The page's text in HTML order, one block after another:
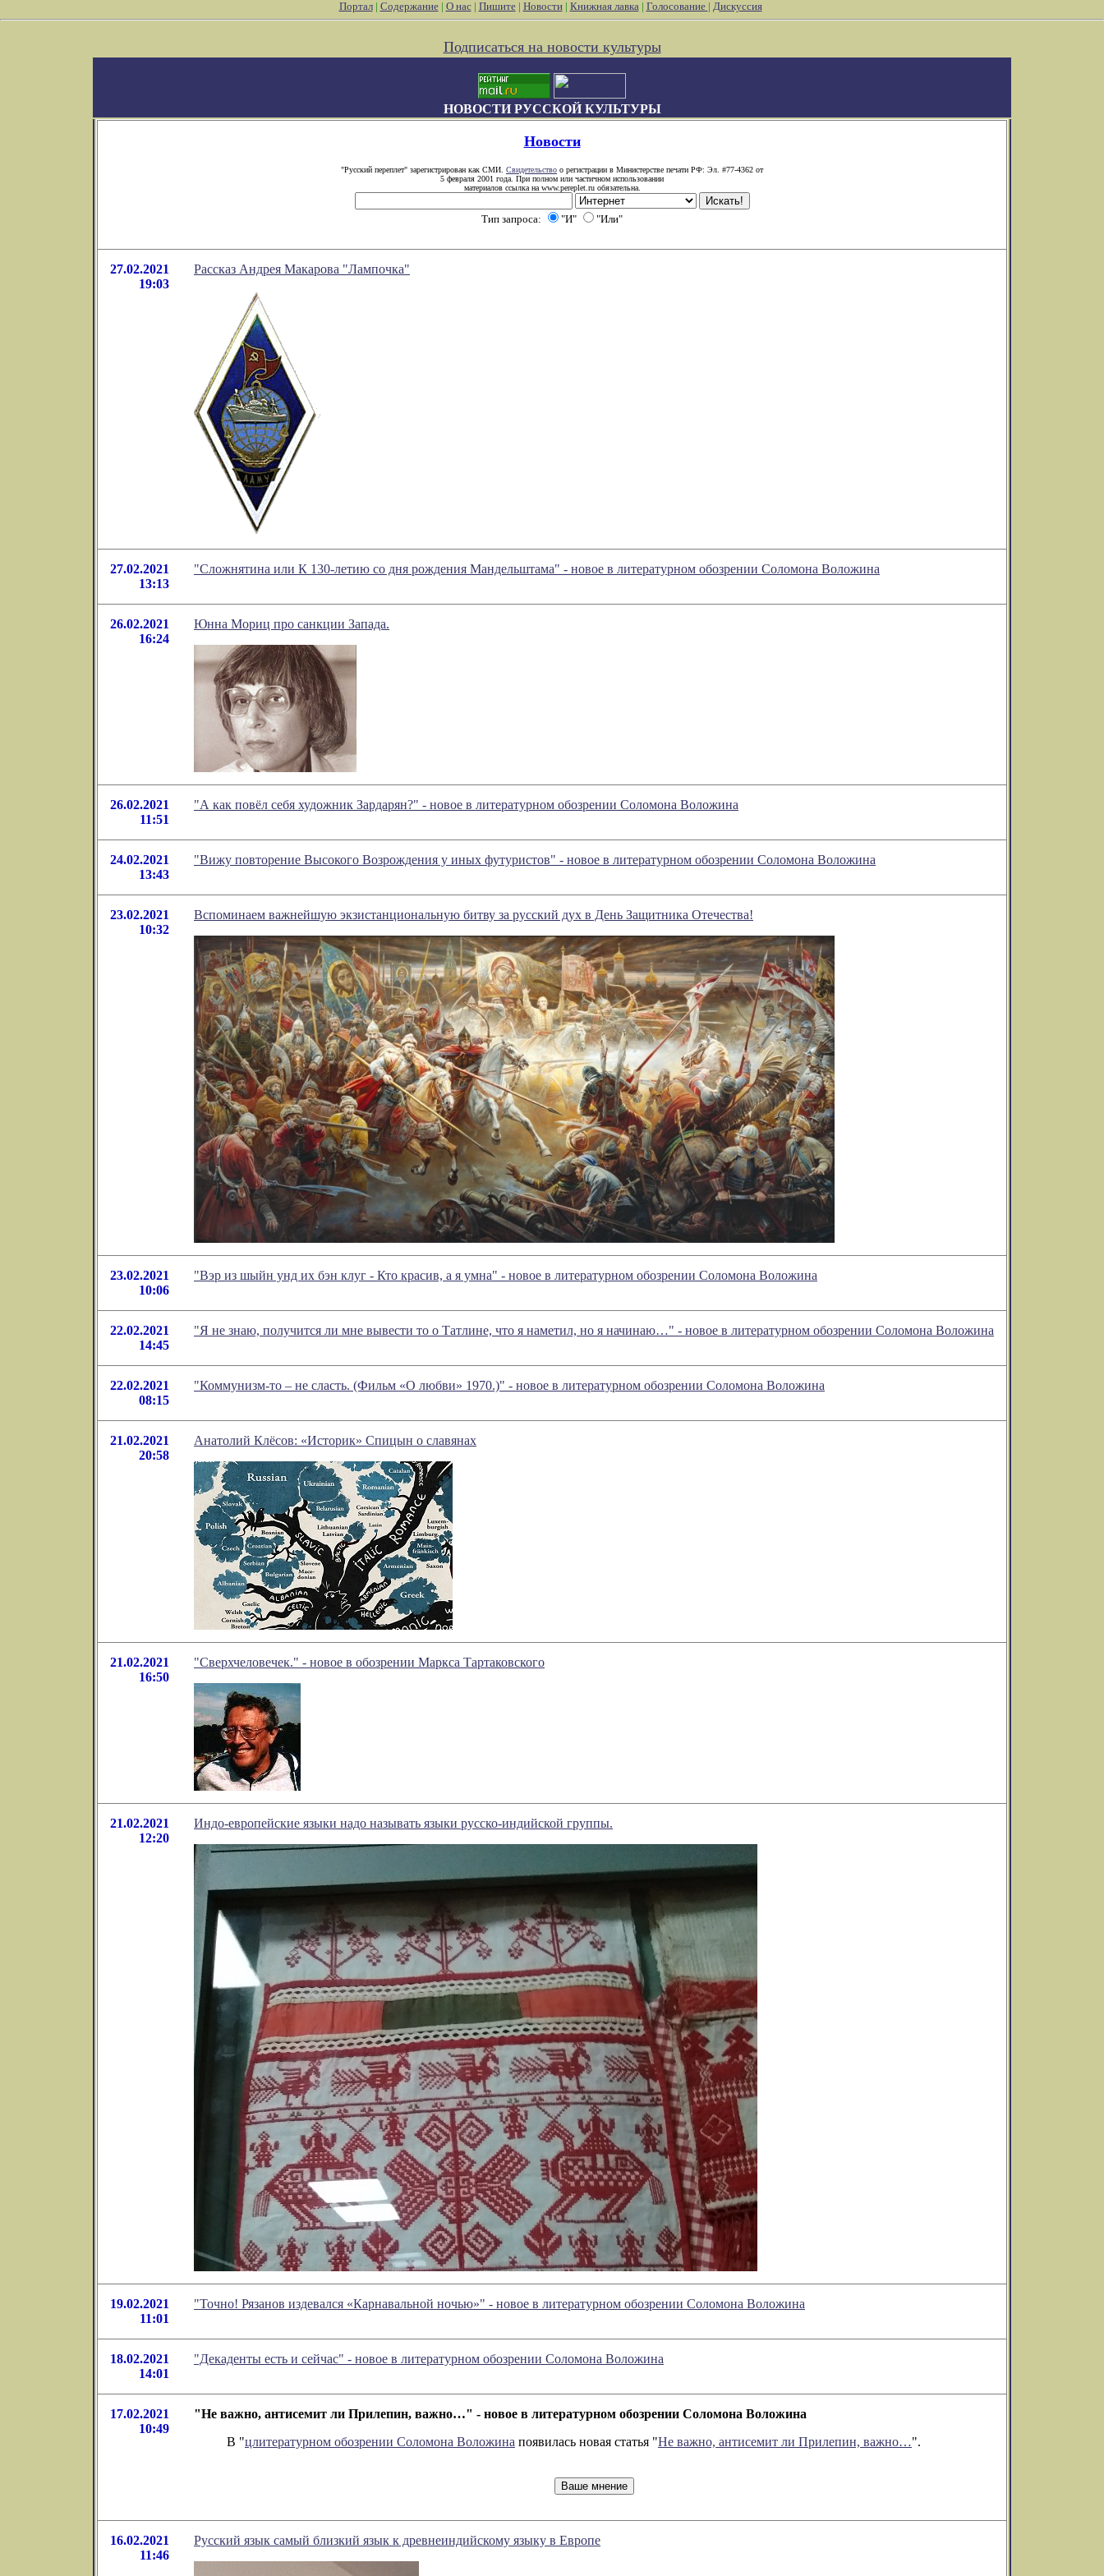
Портал| Содержание| О нас| Пишите| Новости| Книжная лавка| Голосование | Дискуссия
Подписаться на новости культуры
НОВОСТИ РУССКОЙ КУЛЬТУРЫ
Новости
"Русский переплет" зарегистрирован как СМИ. Свидетельство о регистрации в Министерстве печати РФ: Эл. #77-4362 от
5 февраля 2001 года. При полном или частичном использовании
материалов ссылка на www.pereplet.ru обязательна.
Тип запроса: "И" "Или"
27.02.2021
19:03
Рассказ Андрея Макарова "Лампочка"
27.02.2021
13:13
"Сложнятина или К 130-летию со дня рождения Мандельштама" - новое в литературном обозрении Соломона Воложина
26.02.2021
16:24
Юнна Мориц про санкции Запада.
26.02.2021
11:51
"А как повёл себя художник Зардарян?" - новое в литературном обозрении Соломона Воложина
24.02.2021
13:43
"Вижу повторение Высокого Возрождения у иных футуристов" - новое в литературном обозрении Соломона Воложина
23.02.2021
10:32
Вспоминаем важнейшую экзистанциональную битву за русский дух в День Защитника Отечества!
23.02.2021
10:06
"Вэр из шыйн унд их бэн клуг - Кто красив, а я умна" - новое в литературном обозрении Соломона Воложина
22.02.2021
14:45
"Я не знаю, получится ли мне вывести то о Татлине, что я наметил, но я начинаю…" - новое в литературном обозрении Соломона Воложина
22.02.2021
08:15
"Коммунизм-то – не сласть. (Фильм «О любви» 1970.)" - новое в литературном обозрении Соломона Воложина
21.02.2021
20:58
Анатолий Клёсов: «Историк» Спицын о славянах
21.02.2021
16:50
"Сверхчеловечек." - новое в обозрении Маркса Тартаковского
21.02.2021
12:20
Индо-европейские языки надо называть языки русско-индийской группы.
19.02.2021
11:01
"Точно! Рязанов издевался «Карнавальной ночью»" - новое в литературном обозрении Соломона Воложина
18.02.2021
14:01
"Декаденты есть и сейчас" - новое в литературном обозрении Соломона Воложина
17.02.2021
10:49
"Не важно, антисемит ли Прилепин, важно…" - новое в литературном обозрении Соломона Воложина
В "цлитературном обозрении Соломона Воложина появилась новая статья "Не важно, антисемит ли Прилепин, важно…".
16.02.2021
11:46
Русский язык самый близкий язык к древнеиндийскому языку в Европе